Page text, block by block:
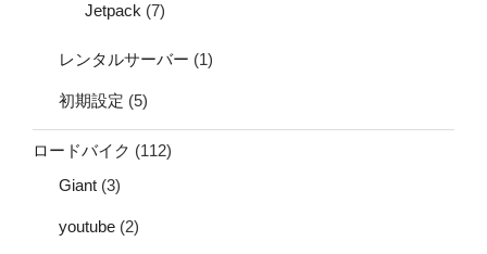
Jetpack (7)
レンタルサーバー (1)
初期設定 (5)
ロードバイク (112)
Giant (3)
youtube (2)